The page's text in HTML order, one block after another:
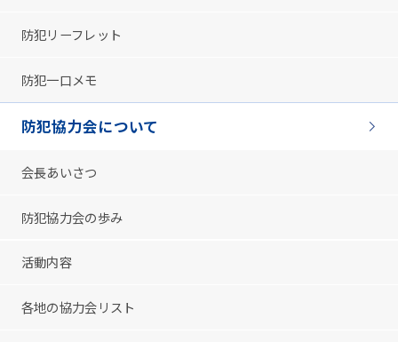
防犯リーフレット
防犯一口メモ
防犯協力会について
会長あいさつ
防犯協力会の歩み
活動内容
各地の協力会リスト